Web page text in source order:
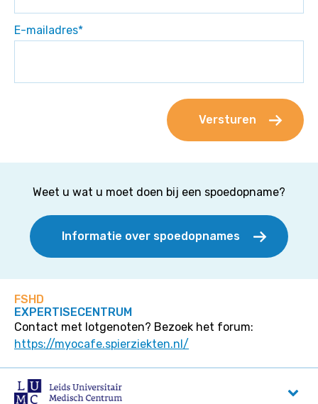
E-mailadres*
Weet u wat u moet doen bij een spoedopname?
Informatie over spoedopnames
FSHD
EXPERTISECENTRUM
Contact met lotgenoten? Bezoek het forum:
https://myocafe.spierziekten.nl/